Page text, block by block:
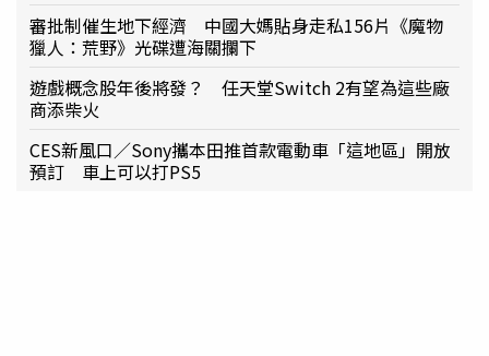
審批制催生地下經濟 中國大媽貼身走私156片《魔物
獵人：荒野》光碟遭海關攔下
遊戲概念股年後將發？ 任天堂Switch 2有望為這些廠
商添柴火
CES新風口／Sony攜本田推首款電動車「這地區」開放
預訂 車上可以打PS5